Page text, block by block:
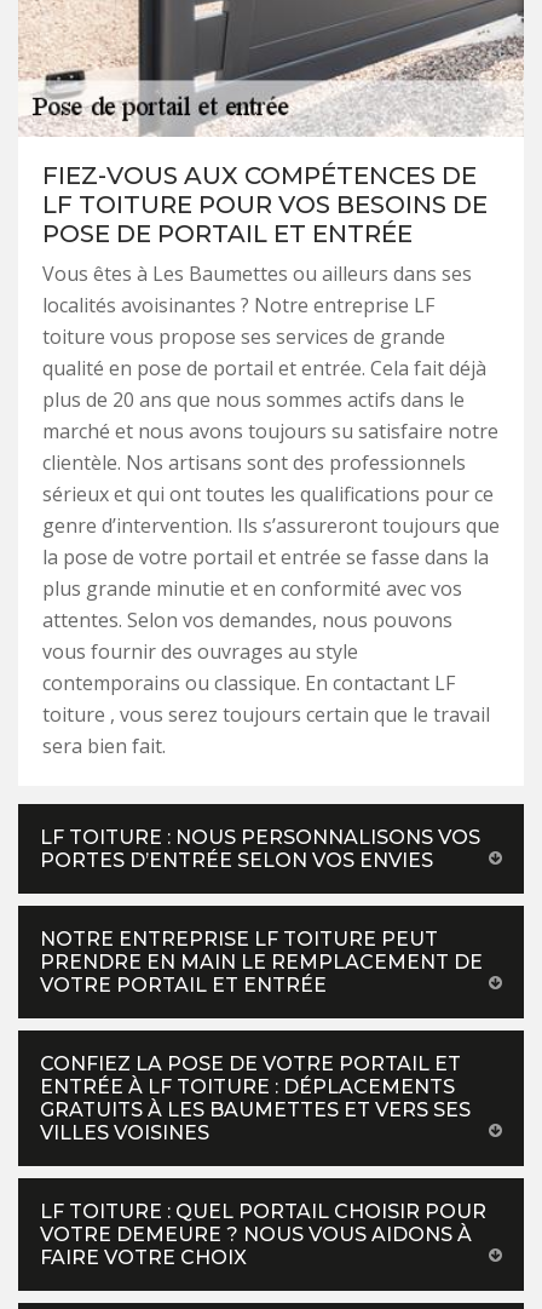
FIEZ-VOUS AUX COMPÉTENCES DE
LF TOITURE POUR VOS BESOINS DE
POSE DE PORTAIL ET ENTRÉE
Vous êtes à Les Baumettes ou ailleurs dans ses
localités avoisinantes ? Notre entreprise LF
toiture vous propose ses services de grande
qualité en pose de portail et entrée. Cela fait déjà
plus de 20 ans que nous sommes actifs dans le
marché et nous avons toujours su satisfaire notre
clientèle. Nos artisans sont des professionnels
sérieux et qui ont toutes les qualifications pour ce
genre d’intervention. Ils s’assureront toujours que
la pose de votre portail et entrée se fasse dans la
plus grande minutie et en conformité avec vos
attentes. Selon vos demandes, nous pouvons
vous fournir des ouvrages au style
contemporains ou classique. En contactant LF
toiture , vous serez toujours certain que le travail
sera bien fait.
LF TOITURE : NOUS PERSONNALISONS VOS
PORTES D’ENTRÉE SELON VOS ENVIES
NOTRE ENTREPRISE LF TOITURE PEUT
PRENDRE EN MAIN LE REMPLACEMENT DE
VOTRE PORTAIL ET ENTRÉE
CONFIEZ LA POSE DE VOTRE PORTAIL ET
ENTRÉE À LF TOITURE : DÉPLACEMENTS
GRATUITS À LES BAUMETTES ET VERS SES
VILLES VOISINES
LF TOITURE : QUEL PORTAIL CHOISIR POUR
VOTRE DEMEURE ? NOUS VOUS AIDONS À
FAIRE VOTRE CHOIX